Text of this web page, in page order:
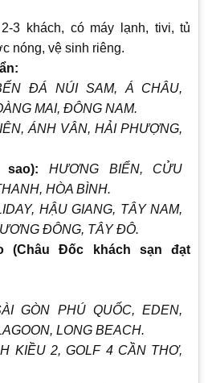
3 khách, có máy lạnh, tivi, tủ
nóng, vệ sinh riêng.
ĐÁ NÚI SAM, Á CHÂU,
MAI, ĐÔNG NAM.
ÁNH VÂN, HẢI PHƯỢNG,
sao): HƯƠNG BIỂN, CỬU
HÒA BÌNH.
HẬU GIANG, TÂY NAM,
ĐÔNG, TÂY ĐÔ.
(Châu Đốc khách sạn đạt
GÒN PHÚ QUỐC, EDEN,
LONG BEACH.
KIỀU 2, GOLF 4 CẦN THƠ,